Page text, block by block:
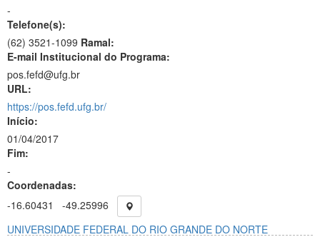
-
Telefone(s):
(62) 3521-1099 Ramal:
E-mail Institucional do Programa:
pos.fefd@ufg.br
URL:
https://pos.fefd.ufg.br/
Início:
01/04/2017
Fim:
-
Coordenadas:
-16.60431
-49.25996
UNIVERSIDADE FEDERAL DO RIO GRANDE DO NORTE